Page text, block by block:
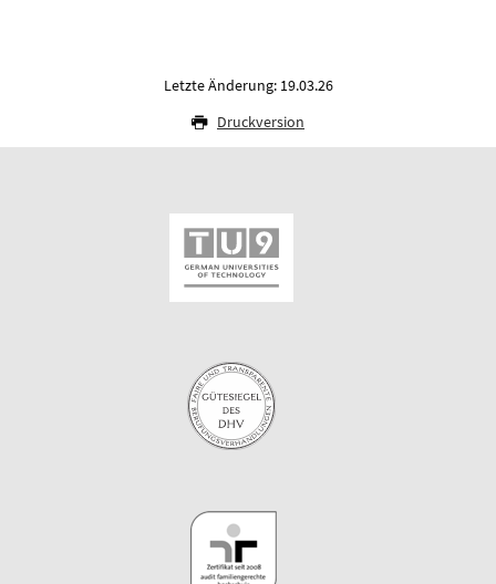
Letzte Änderung: 19.03.26
Druckversion